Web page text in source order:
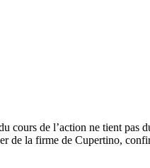
de l’action ne tient pas
de la firme de Cupertino,